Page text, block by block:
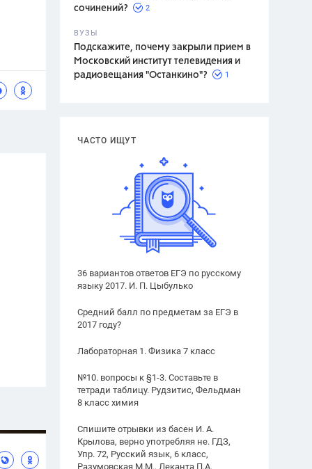
сочинений?
2
ВУЗЫ
Подскажите, почему закрыли прием в
Московский институт телевидения и
радиовещания "Останкино"?
1
ЧАСТО ИЩУТ
36 вариантов ответов ЕГЭ по русскому
языку 2017. И. П. Цыбулько
Средний балл по предметам за ЕГЭ в
2017 году?
Лабораторная 1. Физика 7 класс
№10. вопросы к §1-3. Составьте в
тетради таблицу. Рудзитис, Фельдман
8 класс химия
Спишите отрывки из басен И. А.
Крылова, верно употребляя не. ГДЗ,
Упр. 72, Русский язык, 6 класс,
Разумовская М.М., Леканта П.А.